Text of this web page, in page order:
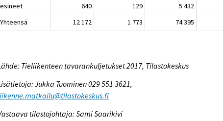
esineet
640 129 5 432
Yhteensä
12 172 1 773 74 395
Tieliikenteen tavarankuljetukset 2017, Tilastokeskus
Jukka Tuominen 029 551 3621,
tilastojohtaja: Sami Saarikivi